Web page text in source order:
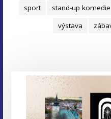
sport
stand-up komedie
výstava